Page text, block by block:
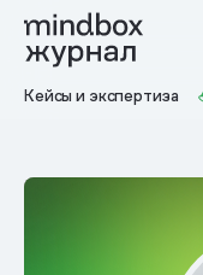
Кейсы и экспертиза